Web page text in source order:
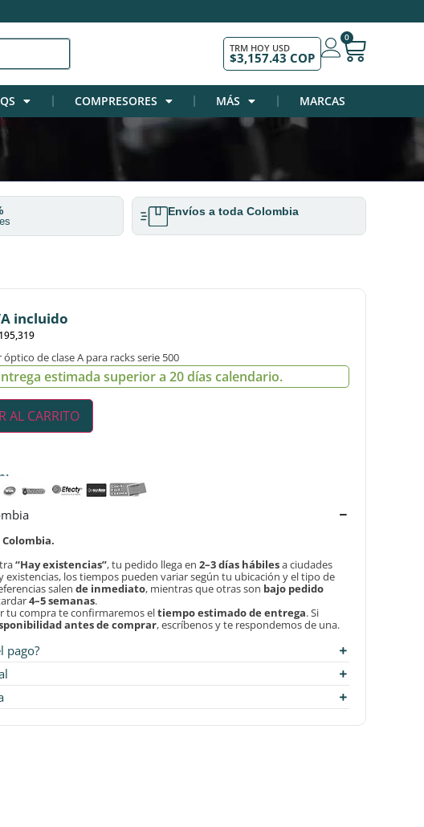
TRM HOY USD
$3,157.43 COP
0
COMPRESORES MÁS MARCAS
Envíos a toda Colombia
incluido
de clase A para racks serie 500
estimada superior a 20 días calendario.
AL CARRITO
“Hay existencias”, tu pedido llega en2–3 días hábilesa ciudades
existencias, los tiempos pueden variar según tu ubicación y el tipo de
salende inmediato, mientras que otras son bajo pedido
4–5 semanas.
tu compra te confirmaremos eltiempo estimado de entrega. Si
antes de comprar, escríbenos y te respondemos de una.
pago?